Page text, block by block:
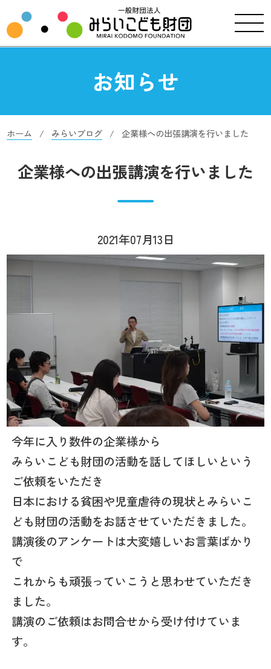
お知らせ
ホーム みらいブログ 企業様への出張講演を行いました
企業様への出張講演を行いました
2021年07月13日
今年に入り数件の企業様から
みらいこども財団の活動を話してほしいという
ご依頼をいただき
日本における貧困や児童虐待の現状とみらいこ
ども財団の活動をお話させていただきました。
講演後のアンケートは大変嬉しいお言葉ばかり
で
これからも頑張っていこうと思わせていただき
ました。
講演のご依頼はお問合せから受け付けていま
す。